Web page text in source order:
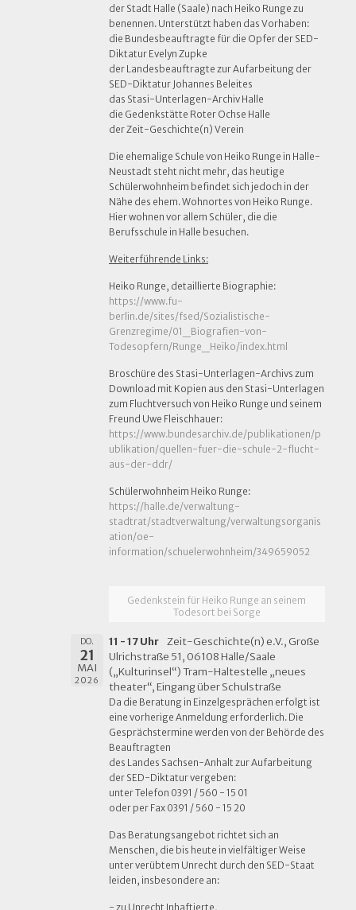
der Stadt Halle (Saale) nach Heiko Runge zu
benennen. Unterstützt haben das Vorhaben:
die Bundesbeauftragte für die Opfer der SED-
Diktatur Evelyn Zupke
der Landesbeauftragte zur Aufarbeitung der
SED-Diktatur Johannes Beleites
das Stasi-Unterlagen-Archiv Halle
die Gedenkstätte Roter Ochse Halle
der Zeit-Geschichte(n) Verein
Die ehemalige Schule von Heiko Runge in Halle-
Neustadt steht nicht mehr, das heutige
Schülerwohnheim befindet sich jedoch in der
Nähe des ehem. Wohnortes von Heiko Runge.
Hier wohnen vor allem Schüler, die die
Berufsschule in Halle besuchen.
Weiterführende Links:
Heiko Runge, detaillierte Biographie:
https://www.fu-
berlin.de/sites/fsed/Sozialistische-
Grenzregime/01_Biografien-von-
Todesopfern/Runge_Heiko/index.html
Broschüre des Stasi-Unterlagen-Archivs zum
Download mit Kopien aus den Stasi-Unterlagen
zum Fluchtversuch von Heiko Runge und seinem
Freund Uwe Fleischhauer:
https://www.bundesarchiv.de/publikationen/p
ublikation/quellen-fuer-die-schule-2-flucht-
aus-der-ddr/
Schülerwohnheim Heiko Runge:
https://halle.de/verwaltung-
stadtrat/stadtverwaltung/verwaltungsorganis
ation/oe-
information/schuelerwohnheim/349659052
Gedenkstein für Heiko Runge an seinem
Todesort bei Sorge
DO.
21
MAI
2026
11 - 17 Uhr
Zeit-Geschichte(n) e.V., Große
Ulrichstraße 51, 06108 Halle/Saale
(„Kulturinsel“) Tram-Haltestelle „neues
theater“, Eingang über Schulstraße
Da die Beratung in Einzelgesprächen erfolgt ist
eine vorherige Anmeldung erforderlich. Die
Gesprächstermine werden von der Behörde des
Beauftragten
des Landes Sachsen-Anhalt zur Aufarbeitung
der SED-Diktatur vergeben:
unter Telefon 0391 / 560 - 15 01
oder per Fax 0391 / 560 - 15 20
Das Beratungsangebot richtet sich an
Menschen, die bis heute in vielfältiger Weise
unter verübtem Unrecht durch den SED-Staat
leiden, insbesondere an:
- zu Unrecht Inhaftierte,